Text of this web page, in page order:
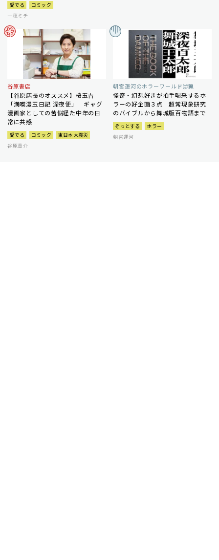
愛でる
コミック
一穂ミチ
谷原書店
【谷原店長のオススメ】桜玉吉
「満喫漫玉日記 深夜便」 ギャグ
漫画家としての苦悩経た中年の日
常に共感
愛でる コミック
東日本大震災
谷原章介
朝宮運河のホラーワールド渉猟
怪奇・幻想好きが拍手喝采するホ
ラーの好企画３点 超常現象研究
のバイブルから舞城版百物語まで
ぞっとする
ホラー
朝宮運河